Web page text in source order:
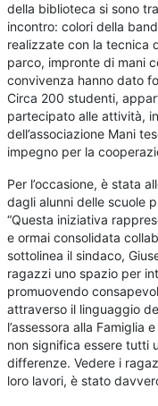
della biblioteca si sono
incontro: colori della
realizzate con la tecnica
parco, impronte di mani
convivenza hanno dato
Circa 200 studenti,
partecipato alle attività,
dell’associazione Mani
impegno per la
Per l’occasione, è stata
dagli alunni delle scuole
“Questa iniziativa
e ormai consolidata
sottolinea il sindaco,
ragazzi uno spazio per
promuovendo
attraverso il linguaggio
l’assessora alla Famiglia
non significa essere tutti
differenze. Vedere i
loro lavori, è stato